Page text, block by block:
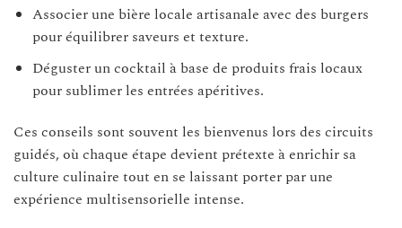
Associer une bière locale artisanale avec des burgers
pour équilibrer saveurs et texture.
Déguster un cocktail à base de produits frais locaux
pour sublimer les entrées apéritives.
Ces conseils sont souvent les bienvenus lors des circuits
guidés, où chaque étape devient prétexte à enrichir sa
culture culinaire tout en se laissant porter par une
expérience multisensorielle intense.